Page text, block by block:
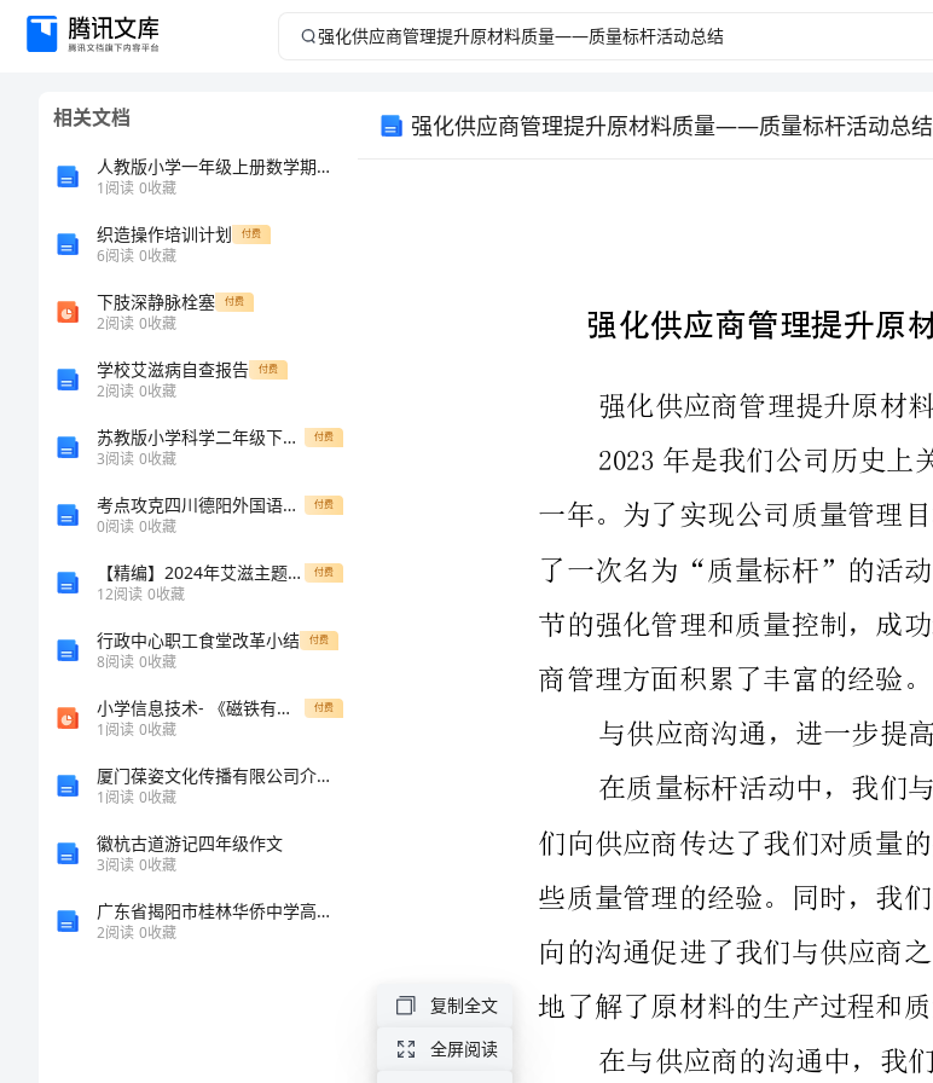
强
——
相关文档
人教版小学一年级上册数学期末测试卷附答案（实用）
1阅读 0收藏
织造操作培训计划 付费
6阅读 0收藏
下肢深静脉栓塞 付费
2阅读 0收藏
学校艾滋病自查报告 付费
2阅读 0收藏
苏教版小学科学二年级下册期末测试卷及答案（各地真题） 付费
3阅读 0收藏
考点攻克四川德阳外国语学校八年级物理长度和时间的测量单元测试练习题（详解） 付费
0阅读 0收藏
【精编】2024年艾滋主题口号 付费
12阅读 0收藏
行政中心职工食堂改革小结 付费
8阅读 0收藏
小学信息技术- 《磁铁有磁性》精ppt课件 付费
1阅读 0收藏
厦门葆姿文化传播有限公司介绍企业发展分析报告
1阅读 0收藏
徽杭古道游记四年级作文
3阅读 0收藏
广东省揭阳市桂林华侨中学高三地理测试题含解析
2阅读 0收藏
强化供应商管理提升原材料质量——质量标杆活动总结
引入科技手段，提高原材料检测效率和准确性
与供应商沟通，进一步提高原材料质量
复制全文
全屏阅读